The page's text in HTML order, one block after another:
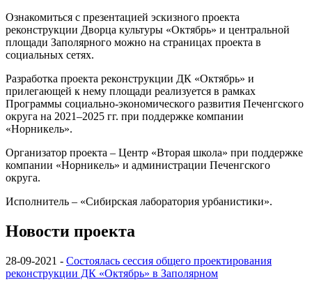
Ознакомиться с презентацией эскизного проекта
реконструкции Дворца культуры «Октябрь» и центральной
площади Заполярного можно на страницах проекта в
социальных сетях.
Разработка проекта реконструкции ДК «Октябрь» и
прилегающей к нему площади реализуется в рамках
Программы социально-экономического развития Печенгского
округа на 2021–2025 гг. при поддержке компании
«Норникель».
Организатор проекта – Центр «Вторая школа» при поддержке
компании «Норникель» и администрации Печенгского
округа.
Исполнитель – «Сибирская лаборатория урбанистики».
Новости проекта
28-09-2021 - Состоялась сессия общего проектирования
реконструкции ДК «Октябрь» в Заполярном